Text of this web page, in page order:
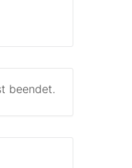
beendet.